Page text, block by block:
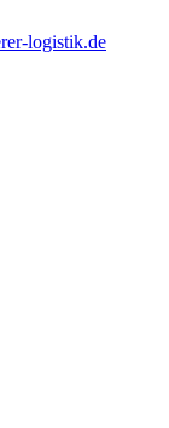
logistik.de